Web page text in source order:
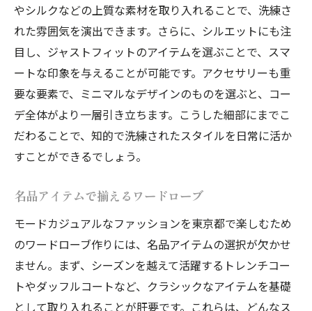
やシルクなどの上質な素材を取り入れることで、洗練さ
れた雰囲気を演出できます。さらに、シルエットにも注
目し、ジャストフィットのアイテムを選ぶことで、スマ
ートな印象を与えることが可能です。アクセサリーも重
要な要素で、ミニマルなデザインのものを選ぶと、コー
デ全体がより一層引き立ちます。こうした細部にまでこ
だわることで、知的で洗練されたスタイルを日常に活か
すことができるでしょう。
名品アイテムで揃えるワードローブ
モードカジュアルなファッションを東京都で楽しむため
のワードローブ作りには、名品アイテムの選択が欠かせ
ません。まず、シーズンを越えて活躍するトレンチコー
トやダッフルコートなど、クラシックなアイテムを基礎
として取り入れることが肝要です。これらは、どんなス